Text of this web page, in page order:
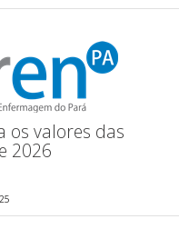
os valores das
2026